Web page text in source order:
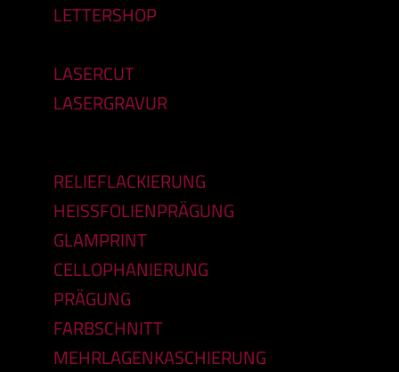
LETTERSHOP
LASERCUT
LASERGRAVUR
RELIEFLACKIERUNG
HEISSFOLIENPRÄGUNG
GLAMPRINT
CELLOPHANIERUNG
PRÄGUNG
FARBSCHNITT
MEHRLAGENKASCHIERUNG